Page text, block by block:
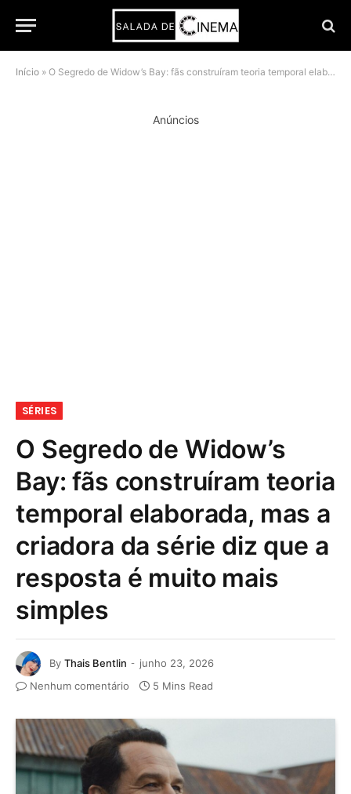
Início » O Segredo de Widow’s Bay: fãs construíram teoria temporal elaborada, mas a criadora da série diz que a resposta é muito mais simples
Anúncios
SÉRIES
O Segredo de Widow’s
Bay: fãs construíram teoria
temporal elaborada, mas a
criadora da série diz que a
resposta é muito mais
simples
By Thais Bentlin
junho 23, 2026
Nenhum comentário
5 Mins Read